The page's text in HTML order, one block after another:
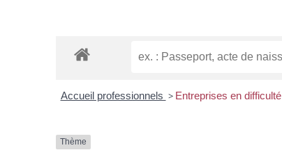
Accueil professionnels > Entreprises en difficulté
Thème